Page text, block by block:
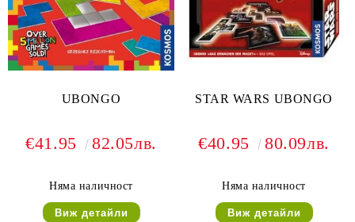
UBONGO
€41.95 82.05лв.
Няма наличност
Виж детайли
STAR WARS UBONGO
€40.95 80.09лв.
Няма наличност
Виж детайли